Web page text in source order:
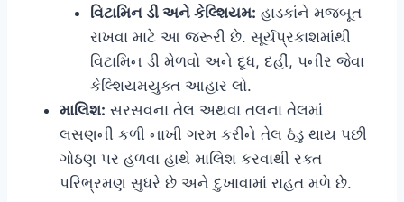
વિટામિન ડી અને કેલ્શિયમ: હાડકાંને મજબૂત
રાખવા માટે આ જરૂરી છે. સૂર્યપ્રકાશમાંથી
વિટામિન ડી મેળવો અને દૂધ, દહીં, પનીર જેવા
કેલ્શિયમયુક્ત આહાર લો.
માલિશ: સરસવના તેલ અથવા તલના તેલમાં
લસણની કળી નાખી ગરમ કરીને તેલ ઠંડુ થાય પછી
ગોઠણ પર હળવા હાથે માલિશ કરવાથી રક્ત
પરિભ્રમણ સુધરે છે અને દુખાવામાં રાહત મળે છે.